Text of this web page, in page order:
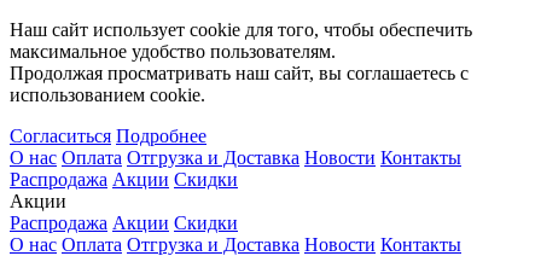
Наш сайт использует cookie для того, чтобы обеспечить
максимальное удобство пользователям.
Продолжая просматривать наш сайт, вы соглашаетесь с
использованием cookie.
Согласиться Подробнее
О нас Оплата Отгрузка и Доставка Новости Контакты
Распродажа Акции Скидки
Акции
Распродажа Акции Скидки
О нас Оплата Отгрузка и Доставка Новости Контакты